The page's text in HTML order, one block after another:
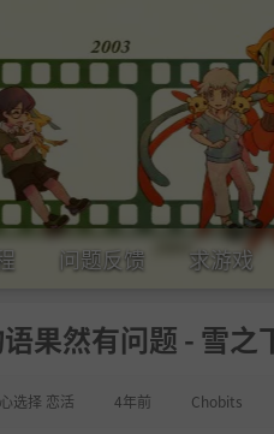
问题反馈 求游戏
果然有问题 - 雪之
选择 恋活 4年前 Chobits